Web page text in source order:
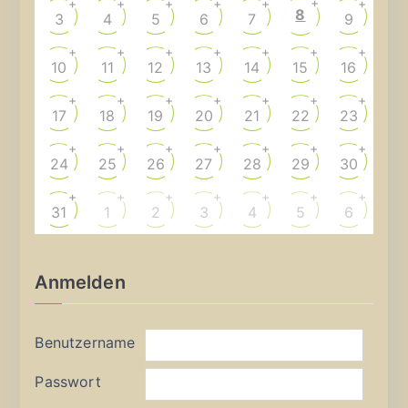
3
+
4
+
5
+
6
+
7
+
8 9
+
10
+
11
+
12
+
13
+
14
+
15
+
16
+
17
+
18
+
19
+
20
+
21
+
22
+
23
+
24
+
25
+
26
+
27
+
28
+
29
+
30
+
31
+
1
+
2
+
3
+
4
+
5
+
6
+
Anmelden
Benutzername
Passwort